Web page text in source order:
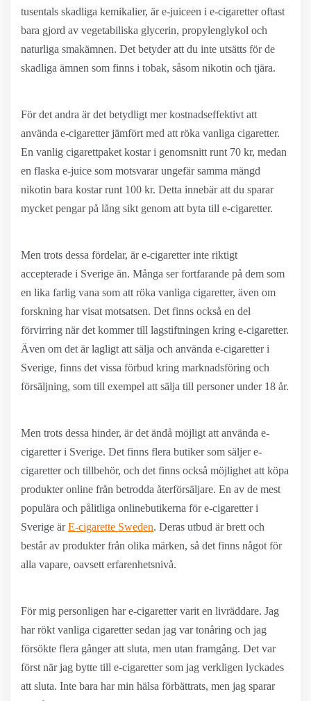
tusentals skadliga kemikalier, är e-juiceen i e-cigaretter oftast
bara gjord av vegetabiliska glycerin, propylenglykol och
naturliga smakämnen. Det betyder att du inte utsätts för de
skadliga ämnen som finns i tobak, såsom nikotin och tjära.
För det andra är det betydligt mer kostnadseffektivt att
använda e-cigaretter jämfört med att röka vanliga cigaretter.
En vanlig cigarettpaket kostar i genomsnitt runt 70 kr, medan
en flaska e-juice som motsvarar ungefär samma mängd
nikotin bara kostar runt 100 kr. Detta innebär att du sparar
mycket pengar på lång sikt genom att byta till e-cigaretter.
Men trots dessa fördelar, är e-cigaretter inte riktigt
accepterade i Sverige än. Många ser fortfarande på dem som
en lika farlig vana som att röka vanliga cigaretter, även om
forskning har visat motsatsen. Det finns också en del
förvirring när det kommer till lagstiftningen kring e-cigaretter.
Även om det är lagligt att sälja och använda e-cigaretter i
Sverige, finns det vissa förbud kring marknadsföring och
försäljning, som till exempel att sälja till personer under 18 år.
Men trots dessa hinder, är det ändå möjligt att använda e-
cigaretter i Sverige. Det finns flera butiker som säljer e-
cigaretter och tillbehör, och det finns också möjlighet att köpa
produkter online från betrodda återförsäljare. En av de mest
populära och pålitliga onlinebutikerna för e-cigaretter i
Sverige ärE-cigarette Sweden. Deras utbud är brett och
består av produkter från olika märken, så det finns något för
alla vapare, oavsett erfarenhetsnivå.
För mig personligen har e-cigaretter varit en livräddare. Jag
har rökt vanliga cigaretter sedan jag var tonåring och jag
försökte flera gånger att sluta, men utan framgång. Det var
först när jag bytte till e-cigaretter som jag verkligen lyckades
att sluta. Inte bara har min hälsa förbättrats, men jag sparar